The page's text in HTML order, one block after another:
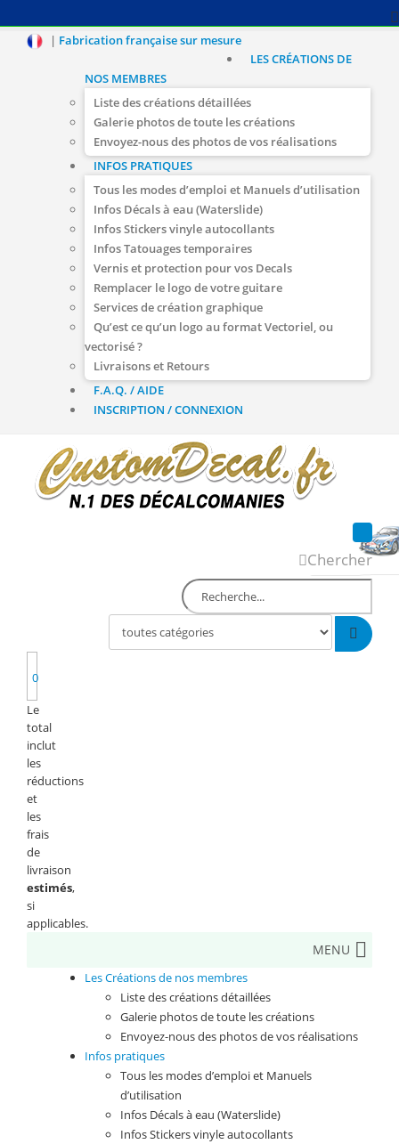
| Fabrication française sur mesure
LES CRÉATIONS DE
NOS MEMBRES
Liste des créations détaillées
Galerie photos de toute les créations
Envoyez-nous des photos de vos réalisations
INFOS PRATIQUES
Tous les modes d’emploi et Manuels d’utilisation
Infos Décals à eau (Waterslide)
Infos Stickers vinyle autocollants
Infos Tatouages temporaires
Vernis et protection pour vos Decals
Remplacer le logo de votre guitare
Services de création graphique
Qu’est ce qu’un logo au format Vectoriel, ou
vectorisé ?
Livraisons et Retours
F.A.Q. / AIDE
INSCRIPTION / CONNEXION
Chercher
0
Le
total
inclut
les
réductions
et
les
frais
de
livraison
estimés,
si
applicables.
MENU
Les Créations de nos membres
Liste des créations détaillées
Galerie photos de toute les créations
Envoyez-nous des photos de vos réalisations
Infos pratiques
Tous les modes d’emploi et Manuels
d’utilisation
Infos Décals à eau (Waterslide)
Infos Stickers vinyle autocollants